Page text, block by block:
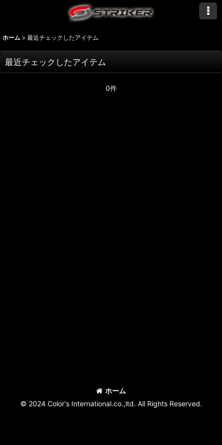
ホーム > 最近チェックしたアイテム
最近チェックしたアイテム
0件
ホーム
© 2024 Color's International.co.,ltd. All Rights Reserved.